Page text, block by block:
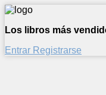
Los libros más
Entrar Registrarse